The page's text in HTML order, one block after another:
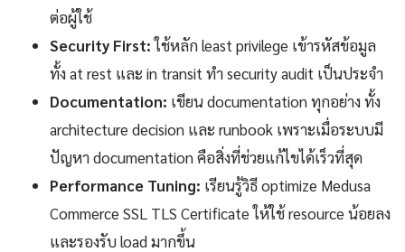
ต่อผู้ใช้
Security First:ใช้หลัก least privilege เข้ารหัสข้อมูล
ทั้ง at rest และ in transit ทำ security audit เป็นประจำ
Documentation: เขียน documentation ทุกอย่าง ทั้ง
architecture decision และ runbook เพราะเมื่อระบบมี
ปัญหา documentation คือสิ่งที่ช่วยแก้ไขได้เร็วที่สุด
Performance Tuning: เรียนรู้วิธี optimize Medusa
Commerce SSL TLS Certificate ให้ใช้ resource น้อยลง
และรองรับ load มากขึ้น